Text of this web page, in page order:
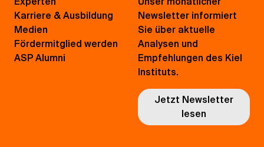
Karriere & Ausbildung
Medien
Fördermitglied werden
ASP Alumni
Newsletter informiert
Sie über aktuelle
Analysen und
Empfehlungen des Kiel
Instituts.
Jetzt Newsletter
lesen